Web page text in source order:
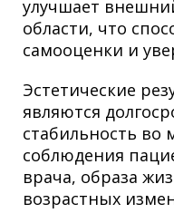
улучшает
области, что
самооценки и
Эстетические
являются
стабильность во
соблюдения
врача, образа
возрастных